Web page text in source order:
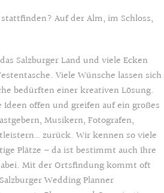
Auf der Alm, im Schloss,
Salzburger Land und viele Ecken
Viele Wünsche lassen sich
bedürften einer kreativen Lösung.
offen und greifen auf ein großes
Musikern, Fotografen,
zurück. Wir kennen so viele
Plätze – da ist bestimmt auch Ihre
Mit der Ortsfindung kommt oft
Wedding Planner